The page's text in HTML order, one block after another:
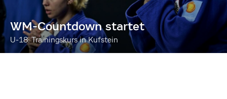
WM-Countdown startet
U-18: Trainingskurs in Kufstein